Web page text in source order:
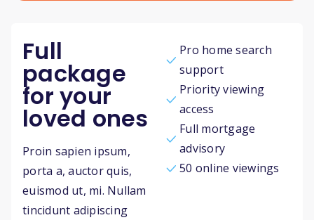
Full
package
for your
loved ones
Proin sapien ipsum,
porta a, auctor quis,
euismod ut, mi. Nullam
tincidunt adipiscing
Pro home search
support
Priority viewing
access
Full mortgage
advisory
50 online viewings